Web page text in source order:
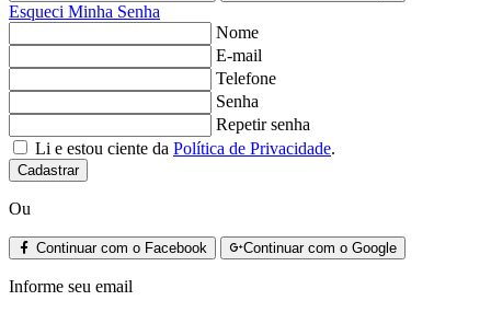
Esqueci Minha Senha
Nome
E-mail
Telefone
Senha
Repetir senha
Li e estou ciente da Política de Privacidade.
Cadastrar
Ou
Continuar com o Facebook Continuar com o Google
Informe seu email